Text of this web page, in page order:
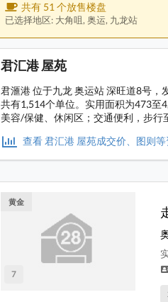
共有 51 个放售楼盘
已选择地区: 大角咀, 奥运, 九龙站
君汇港 屋苑
君滙港 位于九龙 奥运站 深旺道8号，
共有1,514个单位。实用面积为473至
美容/保健、休闲区；交通便利，步行
查看 君汇港 屋苑成交价、图则
7
黄金